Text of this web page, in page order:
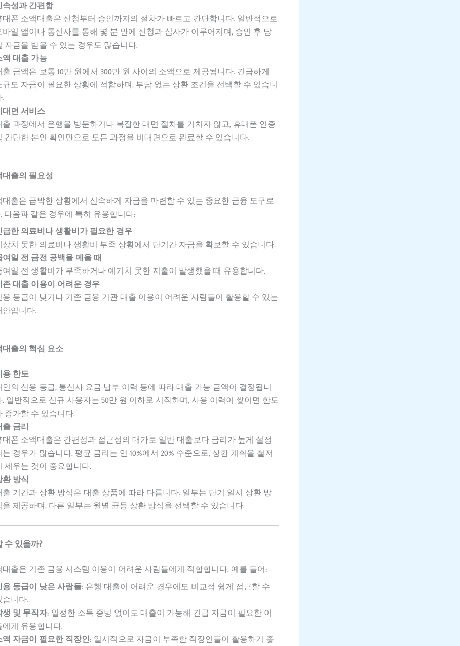
속성과 간편함
대폰 소액대출은 신청부터 승인까지의 절차가 빠르고 간단합니다. 일반적으로
바일 앱이나 통신사를 통해 몇 분 안에 신청과 심사가 이루어지며, 승인 후 당
자금을 받을 수 있는 경우도 많습니다.
액 대출 가능
출 금액은 보통 10만 원에서 300만 원 사이의 소액으로 제공됩니다. 긴급하게
규모 자금이 필요한 상황에 적합하며, 부담 없는 상환 조건을 선택할 수 있습니
.
대면 서비스
출 과정에서 은행을 방문하거나 복잡한 대면 절차를 거치지 않고, 휴대폰 인증
간단한 본인 확인만으로 모든 과정을 비대면으로 완료할 수 있습니다.
대출의 필요성
대출은 급박한 상황에서 신속하게 자금을 마련할 수 있는 중요한 금융 도구로
다음과 같은 경우에 특히 유용합니다:
급한 의료비나 생활비가 필요한 경우
상치 못한 의료비나 생활비 부족 상황에서 단기간 자금을 확보할 수 있습니다.
여일 전 금전 공백을 메울 때
여일 전 생활비가 부족하거나 예기치 못한 지출이 발생했을 때 유용합니다.
존 대출 이용이 어려운 경우
용 등급이 낮거나 기존 금융 기관 대출 이용이 어려운 사람들이 활용할 수 있는
안입니다.
대출의 핵심 요소
용 한도
인의 신용 등급, 통신사 요금 납부 이력 등에 따라 대출 가능 금액이 결정됩니
. 일반적으로 신규 사용자는 50만 원 이하로 시작하며, 사용 이력이 쌓이면 한도
증가할 수 있습니다.
출 금리
대폰 소액대출은 간편성과 접근성의 대가로 일반 대출보다 금리가 높게 설정
는 경우가 많습니다. 평균 금리는 연 10%에서 20% 수준으로, 상환 계획을 철저
세우는 것이 중요합니다.
환 방식
출 기간과 상환 방식은 대출 상품에 따라 다릅니다. 일부는 단기 일시 상환 방
을 제공하며, 다른 일부는 월별 균등 상환 방식을 선택할 수 있습니다.
수 있을까?
대출은 기존 금융 시스템 이용이 어려운 사람들에게 적합합니다. 예를 들어:
용 등급이 낮은 사람들: 은행 대출이 어려운 경우에도 비교적 쉽게 접근할 수
습니다.
생 및 무직자: 일정한 소득 증빙 없이도 대출이 가능해 긴급 자금이 필요한 이
에게 유용합니다.
액 자금이 필요한 직장인: 일시적으로 자금이 부족한 직장인들이 활용하기 좋